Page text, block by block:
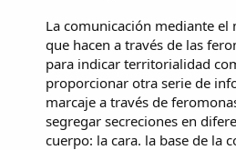
La comunicación mediante el
que hacen a través de las
para indicar territorialidad
proporcionar otra serie de
marcaje a través de
segregar secreciones en
cuerpo: la cara. la base de la